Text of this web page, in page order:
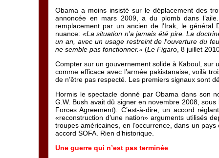
Obama a moins insisté sur le déplacement des
annoncée en mars 2009, a du plomb dans
remplacement par un ancien de l’Irak, le
nuance: «La situation n'a jamais été pire. La
un an, avec un usage restreint de l'ouverture du
ne semble pas fonctionner.» (Le Figaro , 8 juillet
Compter sur un gouvernement solide à Kaboul, sur
comme efficace avec l’armée pakistanaise, voilà
de n’être pas respecté. Les premiers signaux sont
Hormis le spectacle donné par Obama dans son
G.W. Bush avait dû signer en novembre 2008,
Forces Agreement). C’est-à-dire, un accord
«reconstruction d’une nation» arguments utilisés
troupes américaines, en l’occurrence, dans un
accord SOFA. Rien d’historique.
Une guerre qui n’est pas terminée